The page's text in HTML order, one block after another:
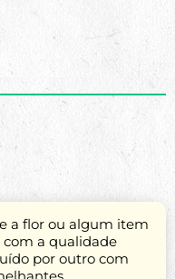
a flor ou algum item
com a qualidade
por outro com